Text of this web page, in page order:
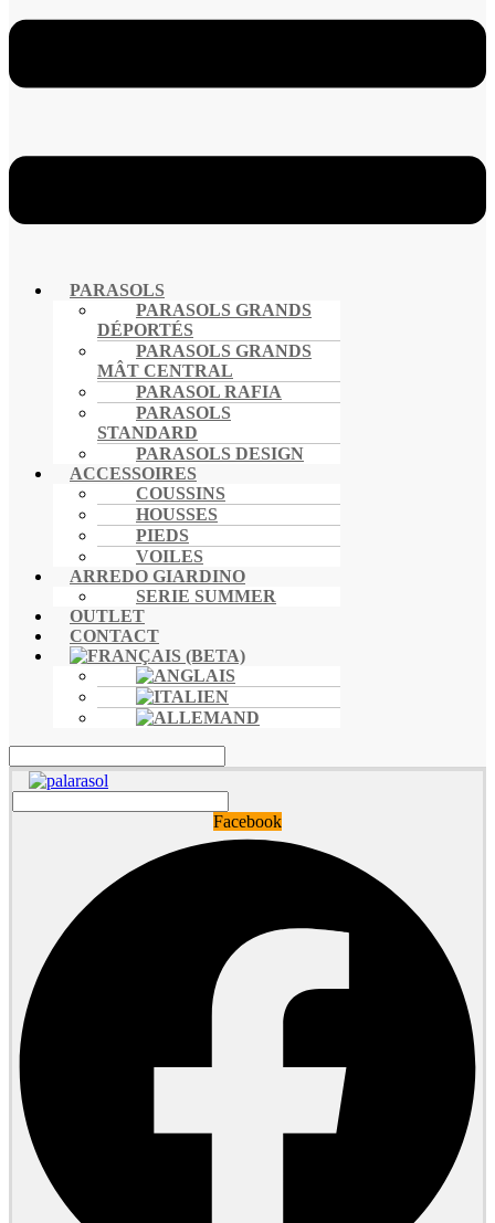
PARASOLS
PARASOLS GRANDS
DÉPORTÉS
PARASOLS GRANDS
MÂT CENTRAL
PARASOL RAFIA
PARASOLS
STANDARD
PARASOLS DESIGN
ACCESSOIRES
COUSSINS
HOUSSES
PIEDS
VOILES
ARREDO GIARDINO
SERIE SUMMER
OUTLET
CONTACT
Facebook